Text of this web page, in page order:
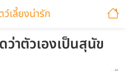
เลี้ยงน่ารัก
าตัวเองเป็นสุนัข